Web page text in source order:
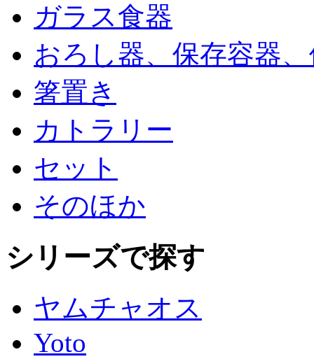
ガラス食器
おろし器、保存容器
箸置き
カトラリー
セット
そのほか
シリーズで探す
ヤムチャオス
Yoto